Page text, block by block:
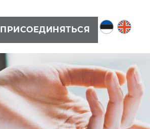
ПРИСОЕДИНЯТЬСЯ